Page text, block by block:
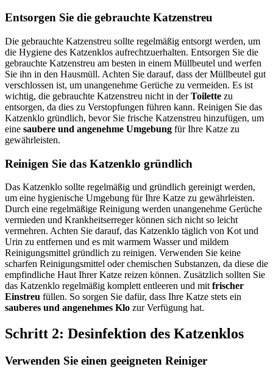
Entsorgen Sie die gebrauchte Katzenstreu
Die gebrauchte Katzenstreu sollte regelmäßig entsorgt werden, um
die Hygiene des Katzenklos aufrechtzuerhalten. Entsorgen Sie die
gebrauchte Katzenstreu am besten in einem Müllbeutel und werfen
Sie ihn in den Hausmüll. Achten Sie darauf, dass der Müllbeutel gut
verschlossen ist, um unangenehme Gerüche zu vermeiden. Es ist
wichtig, die gebrauchte Katzenstreu nicht in derToilette zu
entsorgen, da dies zu Verstopfungen führen kann. Reinigen Sie das
Katzenklo gründlich, bevor Sie frische Katzenstreu hinzufügen, um
eine saubere und angenehme Umgebung für Ihre Katze zu
gewährleisten.
Reinigen Sie das Katzenklo gründlich
Das Katzenklo sollte regelmäßig und gründlich gereinigt werden,
um eine hygienische Umgebung für Ihre Katze zu gewährleisten.
Durch eine regelmäßige Reinigung werden unangenehme Gerüche
vermieden und Krankheitserreger können sich nicht so leicht
vermehren. Achten Sie darauf, das Katzenklo täglich von Kot und
Urin zu entfernen und es mit warmem Wasser und mildem
Reinigungsmittel gründlich zu reinigen. Verwenden Sie keine
scharfen Reinigungsmittel oder chemischen Substanzen, da diese die
empfindliche Haut Ihrer Katze reizen können. Zusätzlich sollten Sie
das Katzenklo regelmäßig komplett entleeren und mit frischer
Einstreu füllen. So sorgen Sie dafür, dass Ihre Katze stets ein
sauberes und angenehmes Klo zur Verfügung hat.
Schritt 2: Desinfektion des Katzenklos
Verwenden Sie einen geeigneten Reiniger